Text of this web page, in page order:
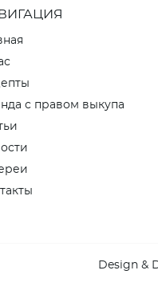
с правом выкупа
Design &